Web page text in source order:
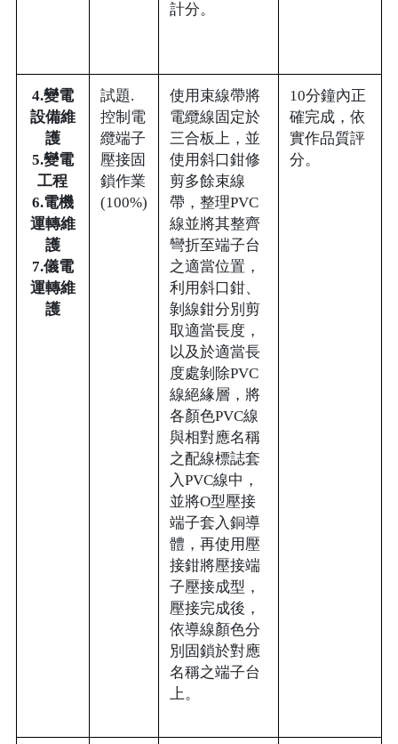
計分。
4.變電
設備維
護
5.變電
工程
6.電機
運轉維
護
7.儀電
運轉維
護
試題.
控制電
纜端子
壓接固
鎖作業
(100%)
使用束線帶將
電纜線固定於
三合板上，並
使用斜口鉗修
剪多餘束線
帶，整理PVC
線並將其整齊
彎折至端子台
之適當位置，
利用斜口鉗、
剝線鉗分別剪
取適當長度，
以及於適當長
度處剝除PVC
線絕緣層，將
各顏色PVC線
與相對應名稱
之配線標誌套
入PVC線中，
並將O型壓接
端子套入銅導
體，再使用壓
接鉗將壓接端
子壓接成型，
壓接完成後，
依導線顏色分
別固鎖於對應
名稱之端子台
上。
10分鐘內正
確完成，依
實作品質評
分。